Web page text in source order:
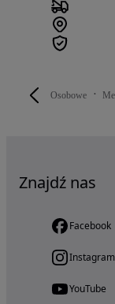
Osobowe
Znajdź nas
Facebook
Instagram
YouTube